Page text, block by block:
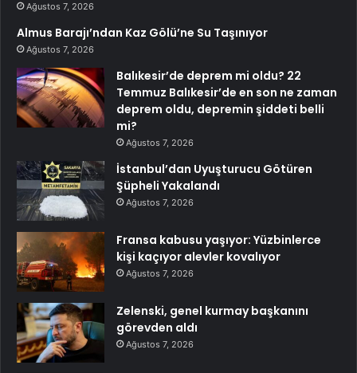
Ağustos 7, 2026
Almus Barajı’ndan Kaz Gölü’ne Su Taşınıyor
Ağustos 7, 2026
Balıkesir’de deprem mi oldu? 22
Temmuz Balıkesir’de en son ne zaman
deprem oldu, depremin şiddeti belli
mi?
Ağustos 7, 2026
İstanbul’dan Uyuşturucu Götüren
Şüpheli Yakalandı
Ağustos 7, 2026
Fransa kabusu yaşıyor: Yüzbinlerce
kişi kaçıyor alevler kovalıyor
Ağustos 7, 2026
Zelenski, genel kurmay başkanını
görevden aldı
Ağustos 7, 2026